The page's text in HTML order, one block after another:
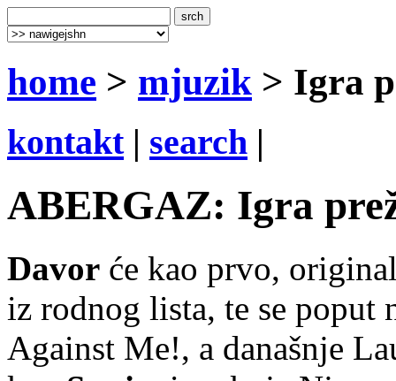
home > mjuzik > Igra
kontakt| search |
ABERGAZ: Igra
Davor će kao prvo,
iz rodnog lista, te se poput
Against Me!, a današnje